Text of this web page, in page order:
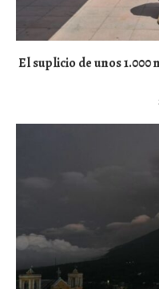
El suplicio de unos 1.000